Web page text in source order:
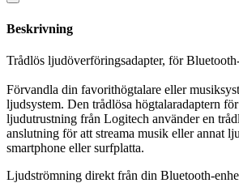
Beskrivning
Trådlös ljudöverföringsadapter, för
Förvandla din favorithögtalare eller
ljudsystem. Den trådlösa högtalaradaptern
ljudutrustning från Logitech använder en
anslutning för att streama musik eller annat
smartphone eller surfplatta.
Ljudströmning direkt från din Bluetooth-